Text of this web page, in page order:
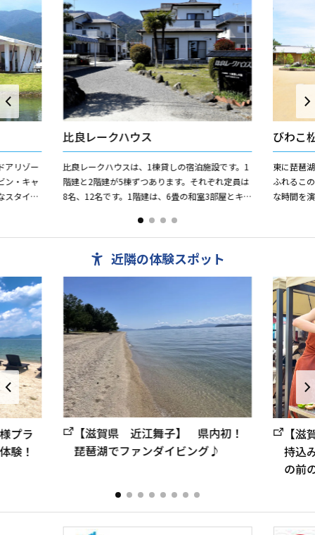
アリゾー
ン・キャ
スタイル
比良レークハウス
比良レークハウスは、1棟貸しの宿泊施設です。1
階建と2階建が5棟ずつあります。それぞれ定員は
8名、12名です。1階建は、6畳の和室3部屋とキ
びわこ
東に琵琶
ふれるこ
な時間を
近隣の体験スポット
プラ
験！
【滋賀県 近江舞子】 県内初！
琵琶湖でファンダイビング♪
【
持込
の前